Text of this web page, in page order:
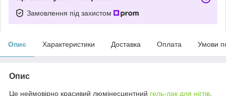
Замовлення під захистом
Опис Характеристики Доставка Оплата Умови
Опис
Це неймовірно красивий люмінесцентний гель-лак для нігтів